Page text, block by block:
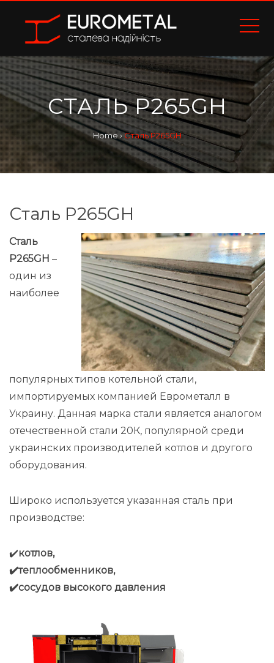
СТАЛЬ P265GH
Home ›Сталь P265GH
Сталь P265GH
Сталь
P265GH –
один из
наиболее
популярных типов котельной стали,
импортируемых компанией Еврометалл в
Украину. Данная марка стали является аналогом
отечественной стали 20К, популярной среди
украинских производителей котлов и другого
оборудования.
Широко используется указанная сталь при
производстве:
✔️котлов,
✔️теплообменников,
✔️сосудов высокого давления